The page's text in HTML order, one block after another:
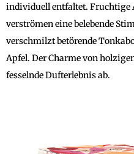
individuell entfaltet. Fruchtige
verströmen eine belebende
verschmilzt betörende
Apfel. Der Charme von
fesselnde Dufterlebnis ab.